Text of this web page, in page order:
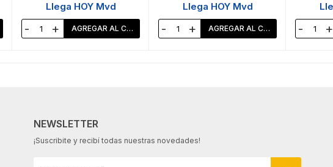
Llega HOY Mvd
- +
Llega HOY Mvd
- + - +
NEWSLETTER
¡Suscribite y recibí todas nuestras novedades!